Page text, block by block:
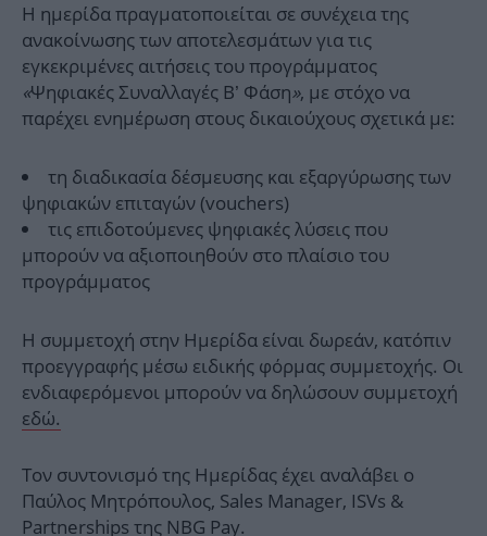
Η ημερίδα πραγματοποιείται σε συνέχεια της
ανακοίνωσης των αποτελεσμάτων για τις
εγκεκριμένες αιτήσεις του προγράμματος
«Ψηφιακές Συναλλαγές Β’ Φάση», με στόχο να
παρέχει ενημέρωση στους δικαιούχους σχετικά με:
τη διαδικασία δέσμευσης και εξαργύρωσης των
ψηφιακών επιταγών (vouchers)
τις επιδοτούμενες ψηφιακές λύσεις που
μπορούν να αξιοποιηθούν στο πλαίσιο του
προγράμματος
Η συμμετοχή στην Ημερίδα είναι δωρεάν, κατόπιν
προεγγραφής μέσω ειδικής φόρμας συμμετοχής. Οι
ενδιαφερόμενοι μπορούν να δηλώσουν συμμετοχή
εδώ.
Τον συντονισμό της Ημερίδας έχει αναλάβει ο
Παύλος Μητρόπουλος, Sales Manager, ISVs &
Partnerships της NBG Pay.